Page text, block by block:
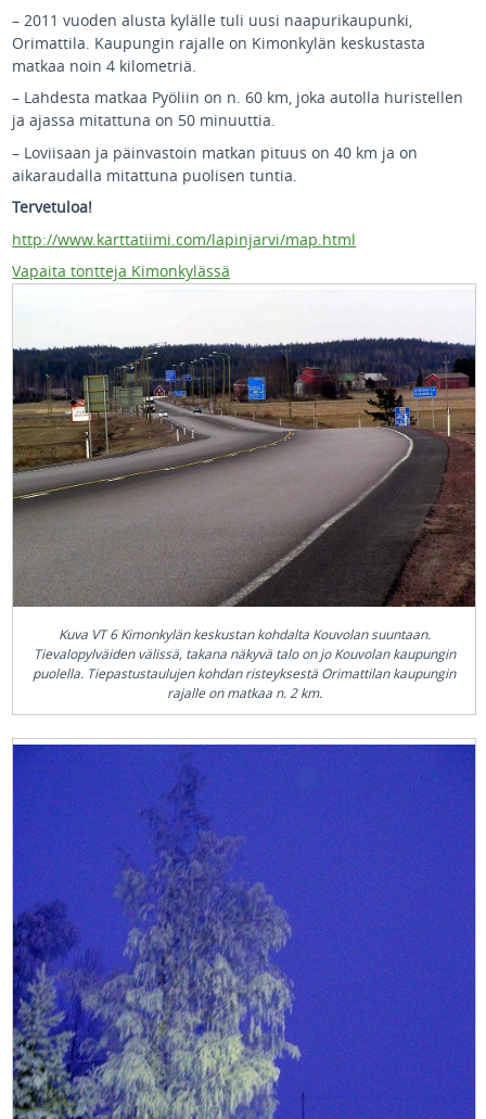
– 2011 vuoden alusta kylälle tuli uusi naapurikaupunki,
Orimattila. Kaupungin rajalle on Kimonkylän keskustasta
matkaa noin 4 kilometriä.
– Lahdesta matkaa Pyöliin on n. 60 km, joka autolla huristellen
ja ajassa mitattuna on 50 minuuttia.
– Loviisaan ja päinvastoin matkan pituus on 40 km ja on
aikaraudalla mitattuna puolisen tuntia.
Tervetuloa!
http://www.karttatiimi.com/lapinjarvi/map.html
Vapaita tontteja Kimonkylässä
Kuva VT 6 Kimonkylän keskustan kohdalta Kouvolan suuntaan.
Tievalopylväiden välissä, takana näkyvä talo on jo Kouvolan kaupungin
puolella. Tiepastustaulujen kohdan risteyksestä Orimattilan kaupungin
rajalle on matkaa n. 2 km.